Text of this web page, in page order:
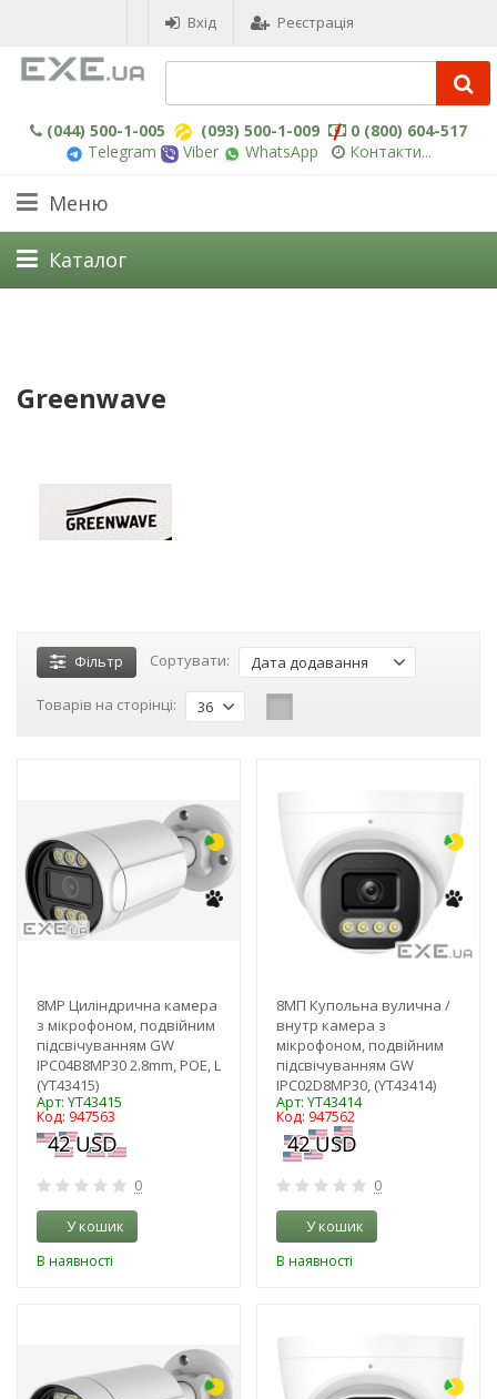
Вхід Реєстрація
(044) 500-1-005 (093) 500-1-009
0 (800) 604-517
Telegram
Viber WhatsApp Контакти...
Меню
Каталог
Greenwave
Фільтр Сортувати: Дата додавання
Товарів на сторінці: 36
8MP Циліндрична камера
з мікрофоном, подвійним
підсвічуванням GW
IPC04B8MP30 2.8mm, POE, L
(YT43415)
Арт: YT43415
Код: 947563
0
У кошик
В наявності
8MП Купольна вулична /
внутр камера з
мікрофоном, подвійним
підсвічуванням GW
IPC02D8MP30, (YT43414)
Арт: YT43414
Код: 947562
0
У кошик
В наявності